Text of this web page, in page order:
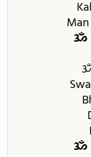
ॐ
ॐ